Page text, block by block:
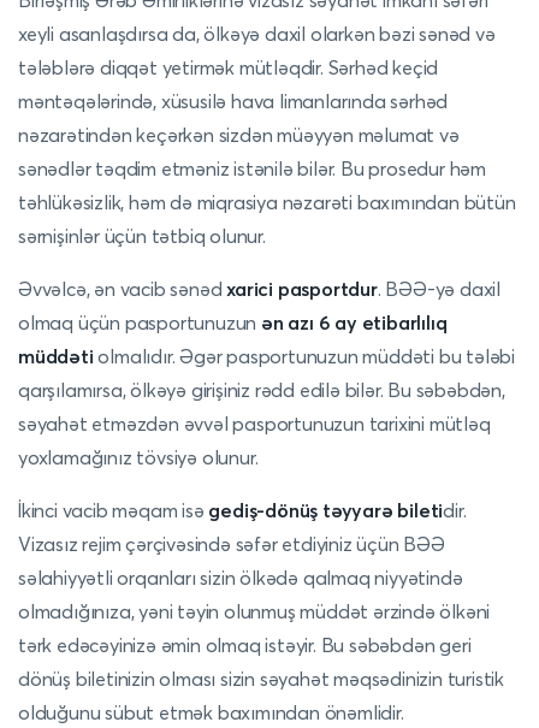
xeyli asanlaşdırsa da, ölkəyə daxil olarkən bəzi sənəd və
tələblərə diqqət yetirmək mütləqdir. Sərhəd keçid
məntəqələrində, xüsusilə hava limanlarında sərhəd
nəzarətindən keçərkən sizdən müəyyən məlumat və
sənədlər təqdim etməniz istənilə bilər. Bu prosedur həm
təhlükəsizlik, həm də miqrasiya nəzarəti baxımından bütün
sərnişinlər üçün tətbiq olunur.
Əvvəlcə, ən vacib sənədxarici pasportdur. BƏƏ-yə daxil
olmaq üçün pasportunuzun ən azı 6 ay etibarlılıq
müddəti olmalıdır. Əgər pasportunuzun müddəti bu tələbi
qarşılamırsa, ölkəyə girişiniz rədd edilə bilər. Bu səbəbdən,
səyahət etməzdən əvvəl pasportunuzun tarixini mütləq
yoxlamağınız tövsiyə olunur.
İkinci vacib məqam isə gediş-dönüş təyyarə biletidir.
Vizasız rejim çərçivəsində səfər etdiyiniz üçün BƏƏ
səlahiyyətli orqanları sizin ölkədə qalmaq niyyətində
olmadığınıza, yəni təyin olunmuş müddət ərzində ölkəni
tərk edəcəyinizə əmin olmaq istəyir. Bu səbəbdən geri
dönüş biletinizin olması sizin səyahət məqsədinizin turistik
olduğunu sübut etmək baxımından önəmlidir.